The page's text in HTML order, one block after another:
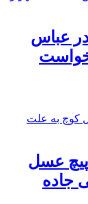
عباس
عسل
جاده